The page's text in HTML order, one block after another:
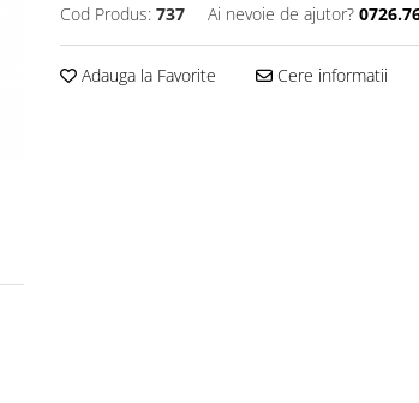
Cod Produs: 737 Ai nevoie de ajutor?
Adauga la Favorite Cere informatii